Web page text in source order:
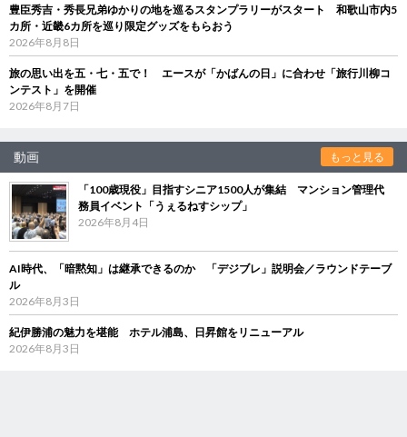
豊臣秀吉・秀長兄弟ゆかりの地を巡るスタンプラリーがスタート 和歌山市内5
カ所・近畿6カ所を巡り限定グッズをもらおう
2026年8月8日
旅の思い出を五・七・五で！ エースが「かばんの日」に合わせ「旅行川柳コ
ンテスト」を開催
2026年8月7日
動画 もっと見る
「100歳現役」目指すシニア1500人が集結 マンション管理代
務員イベント「うぇるねすシップ」
2026年8月4日
AI時代、「暗黙知」は継承できるのか 「デジブレ」説明会／ラウンドテーブ
ル
2026年8月3日
紀伊勝浦の魅力を堪能 ホテル浦島、日昇館をリニューアル
2026年8月3日